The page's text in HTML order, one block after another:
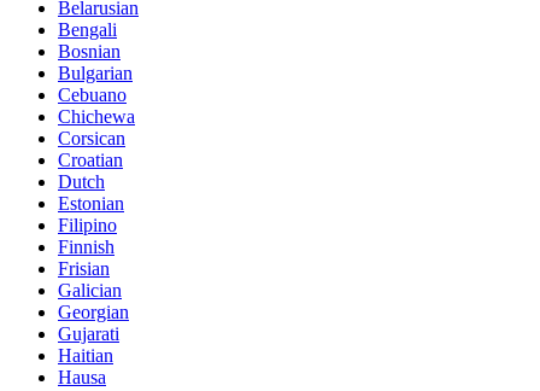
Belarusian
Bengali
Bosnian
Bulgarian
Cebuano
Chichewa
Corsican
Croatian
Dutch
Estonian
Filipino
Finnish
Frisian
Galician
Georgian
Gujarati
Haitian
Hausa